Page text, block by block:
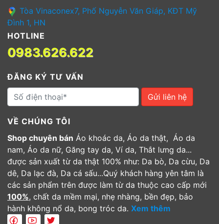
Tòa Vinaconex7, Phố Nguyễn Văn Giáp, KĐT Mỹ
Đình 1, HN
HOTLINE
0983.626.622
ĐĂNG KÝ TƯ VẤN
Gửi liên hệ
VỀ CHÚNG TÔI
Shop chuyên bán Áo khoác da, Áo da thật, Áo da
nam, Áo da nữ, Găng tay da, Ví da, Thắt lưng da...
được sản xuất từ da thật 100% như: Da bò, Da cừu, Da
dê, Da lạc đà, Da cá sấu...Quý khách hàng yên tâm là
các sản phẩm trên được làm từ da thuộc cao cấp mới
100%, chất da mềm mại, nhẹ nhàng, bền đẹp, bảo
hành không nổ da, bong tróc da. Xem thêm